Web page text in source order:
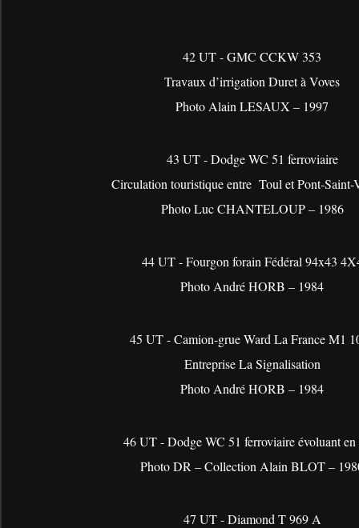
42 UT - GMC CCKW 353
Travaux d’irrigation Duret à Voves
Photo Alain LESAUX – 1997
43 UT - Dodge WC 51 ferroviaire
Circulation touristique entre Toul et Pont-Saint-
Photo Luc CHANTELOUP – 1986
44 UT - Fourgon forain Fédéral 94x43
Photo André HORB – 1984
45 UT - Camion-grue Ward La France M1
Entreprise La Signalisation
Photo André HORB – 1984
46 UT - Dodge WC 51 ferroviaire évoluant en
Photo DR – Collection Alain BLOT –
47 UT - Diamond T 969 A